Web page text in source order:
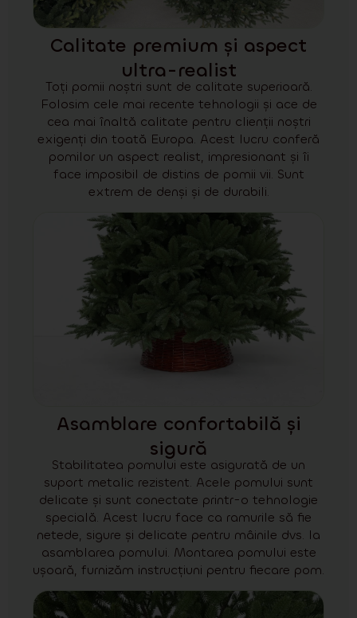
Calitate premium și aspect
ultra-realist
Toți pomii noștri sunt de calitate superioară.
Folosim cele mai recente tehnologii și ace de
cea mai înaltă calitate pentru clienții noștri
exigenți din toată Europa. Acest lucru conferă
pomilor un aspect realist, impresionant și îi
face imposibil de distins de pomii vii. Sunt
extrem de denși și de durabili.
Asamblare confortabilă și
sigură
Stabilitatea pomului este asigurată de un
suport metalic rezistent. Acele pomului sunt
delicate și sunt conectate printr-o tehnologie
specială. Acest lucru face ca ramurile să fie
netede, sigure și delicate pentru mâinile dvs. la
asamblarea pomului. Montarea pomului este
ușoară, furnizăm instrucțiuni pentru fiecare pom.